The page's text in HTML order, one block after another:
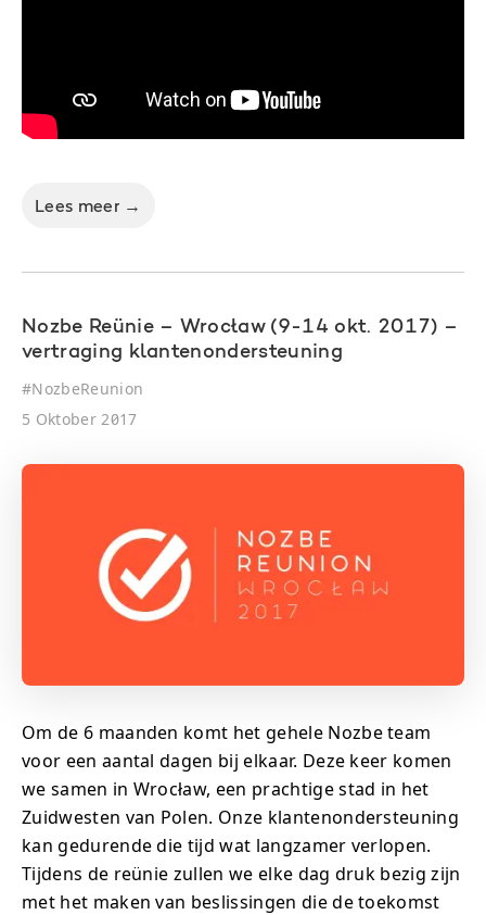
Lees meer →
Nozbe Reünie – Wrocław (9-14 okt. 2017) –
vertraging klantenondersteuning
#NozbeReunion
5 Oktober 2017
Om de 6 maanden komt het gehele Nozbe team
voor een aantal dagen bij elkaar. Deze keer komen
we samen in Wrocław, een prachtige stad in het
Zuidwesten van Polen. Onze klantenondersteuning
kan gedurende die tijd wat langzamer verlopen.
Tijdens de reünie zullen we elke dag druk bezig zijn
met het maken van beslissingen die de toekomst